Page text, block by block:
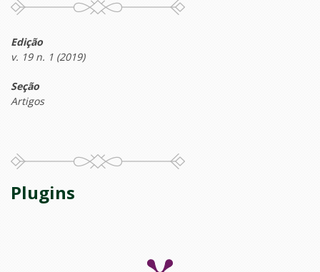
Edição
v. 19 n. 1 (2019)
Seção
Artigos
Plugins